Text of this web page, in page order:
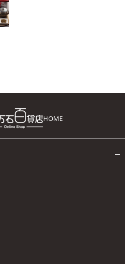
HOME